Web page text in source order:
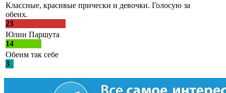
Классные, красивые прически и девочки. Голосую за
обеих.
23
Юлии Паршута
14
Обеим так себе
3